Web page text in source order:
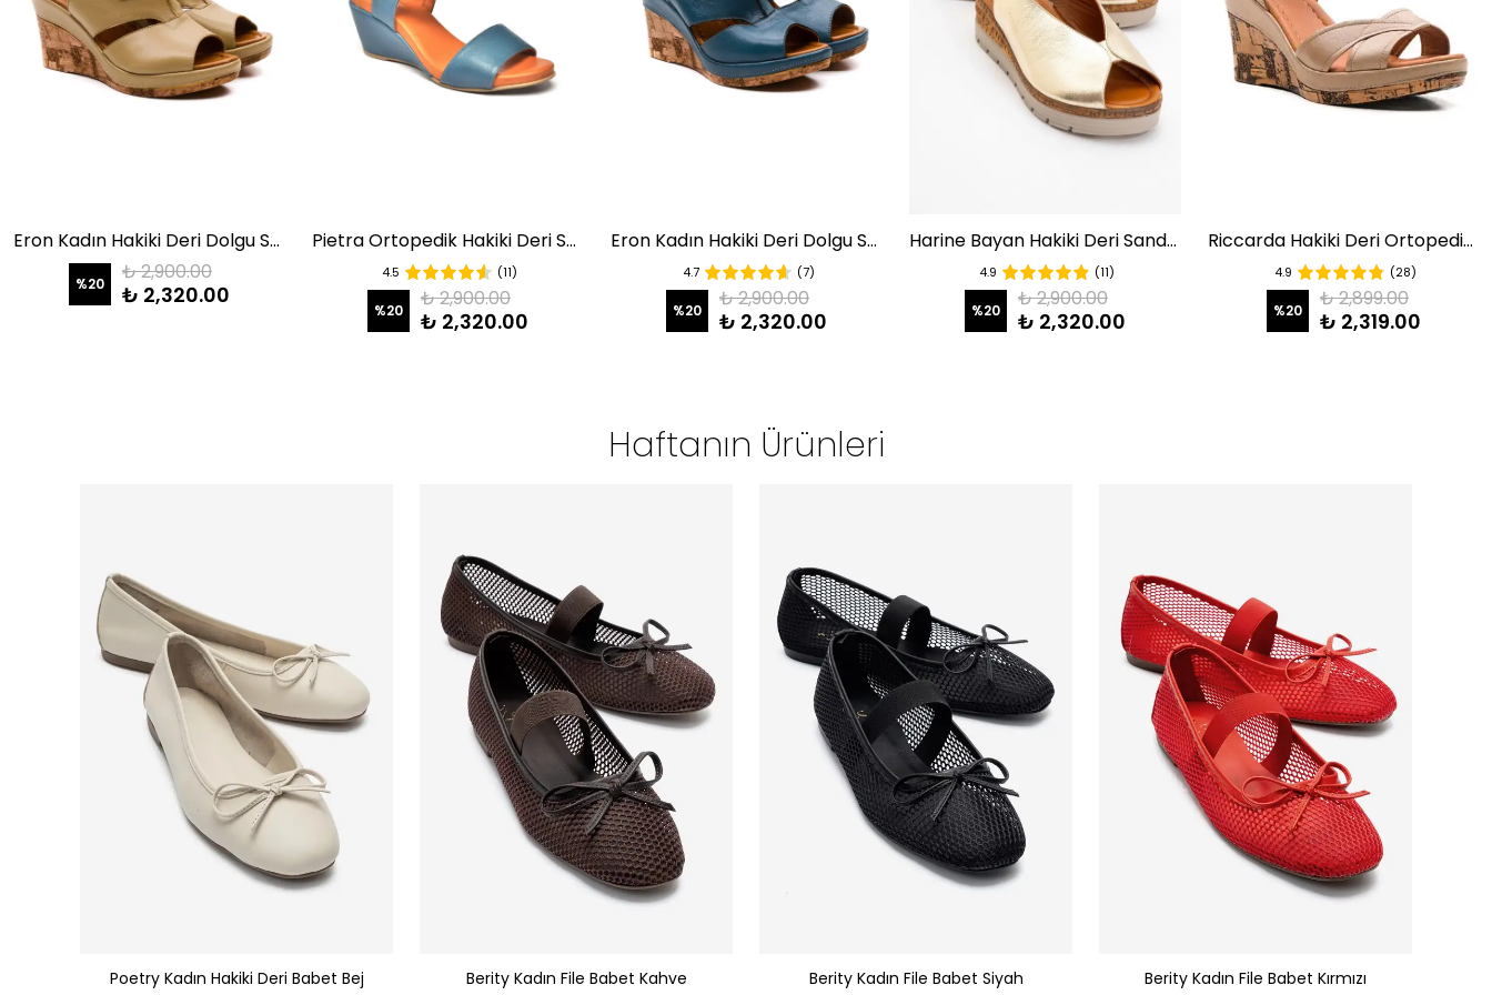
Eron Kadın Hakiki Deri Dolgu Sandalet Kum
%20 ₺ 2,900.00
₺ 2,320.00
Pietra Ortopedik Hakiki Deri Sandalet Mavi
4.5 (11)
%20 ₺ 2,900.00
₺ 2,320.00
Eron Kadın Hakiki Deri Dolgu Sandalet Mavi
4.7 (7)
%20 ₺ 2,900.00
₺ 2,320.00
Harine Bayan Hakiki Deri Sandalet Dore
4.9 (11)
%20 ₺ 2,900.00
₺ 2,320.00
Riccarda Hakiki Deri Ortopedik Sandalet Kum
4.9 (28)
%20 ₺ 2,899.00
₺ 2,319.00
Haftanın Ürünleri
Poetry Kadın Hakiki Deri Babet Bej Berity Kadın File Babet Kahve Berity Kadın File Babet Siyah Berity Kadın File Babet Kırmızı